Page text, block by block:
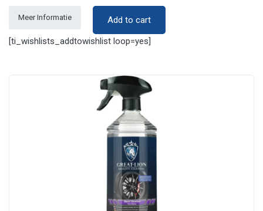
Add to cart
Meer Informatie
[ti_wishlists_addtowishlist loop=yes]